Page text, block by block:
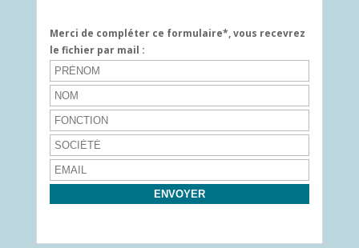
Merci de compléter ce formulaire*, vous recevrez
le fichier par mail :